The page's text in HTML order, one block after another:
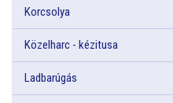
Korcsolya
Közelharc - kézitusa
Ladbarúgás